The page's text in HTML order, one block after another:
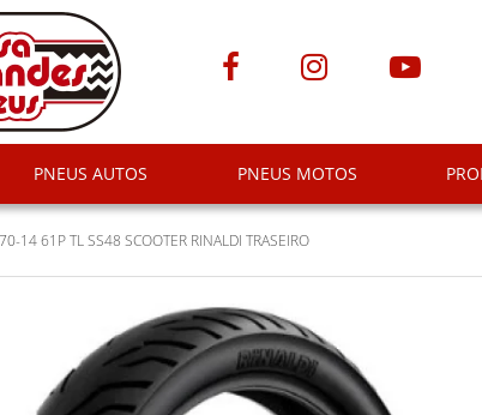
PNEUS AUTOS PNEUS MOTOS
14 61P TL SS48 SCOOTER RINALDI TRASEIRO